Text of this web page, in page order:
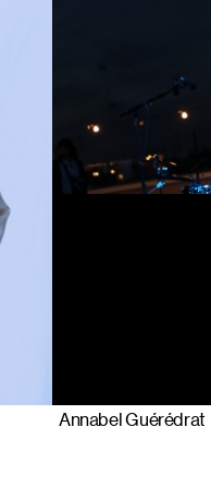
Annabel Guérédrat